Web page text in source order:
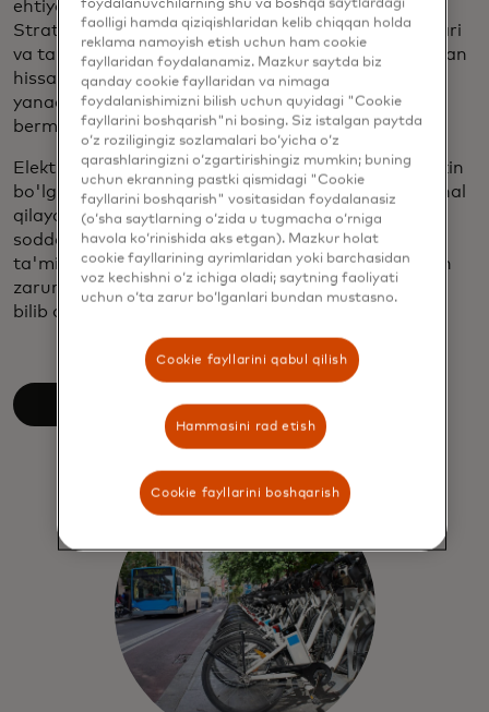
ehtiyojlarini chuqur tushunish imkonini beradi.
Strategik hamkorlik, shuningdek, sanoat standartlari
va tartibga solish bo'yicha muhokamalarga qo'shgan
hissamiz orqali biz elektromobillarni zaryadlashni
yanada uzluksiz va xavfsiz qilishga yordam
bermoqdamiz.
Elektromobillar parkiga o'tish, yuzaga kelishi mumkin
bo'lgan qiyinchiliklar va Mastercard ularni qanday hal
qilayotgani, jumladan, zaryadlash tajribasini
soddalashtirish, to'lovlarning o'zaro ishlashini
ta'minlash va ma'lumotlar parki operatorlari uchun
zarur bo'lgan imkoniyatlarni ochish haqida ko'proq
bilib oling.
Batafsil oʻqing
foydalanuvchilarning shu va boshqa saytlardagi
faolligi hamda qiziqishlaridan kelib chiqqan holda
reklama namoyish etish uchun ham cookie
fayllaridan foydalanamiz. Mazkur saytda biz
qanday cookie fayllaridan va nimaga
foydalanishimizni bilish uchun quyidagi "Cookie
fayllarini boshqarish"ni bosing. Siz istalgan paytda
o‘z roziligingiz sozlamalari bo‘yicha o‘z
qarashlaringizni o‘zgartirishingiz mumkin; buning
uchun ekranning pastki qismidagi "Cookie
fayllarini boshqarish" vositasidan foydalanasiz
(o‘sha saytlarning o‘zida u tugmacha o‘rniga
havola ko‘rinishida aks etgan). Mazkur holat
cookie fayllarining ayrimlaridan yoki barchasidan
voz kechishni o‘z ichiga oladi; saytning faoliyati
uchun o‘ta zarur bo‘lganlari bundan mustasno.
Cookie fayllarini qabul qilish
Hammasini rad etish
Cookie fayllarini boshqarish